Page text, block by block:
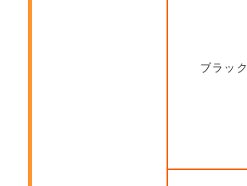
ブラック